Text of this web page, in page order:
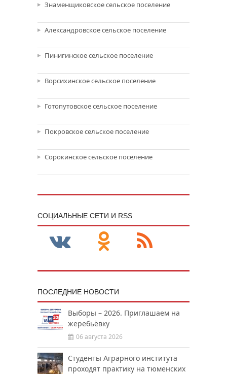
Знаменщиковское сельское поселение
Александровское сельское поселение
Пинигинское сельское поселение
Ворсихинское сельское поселение
Готопутовское сельское поселение
Покровское сельское поселение
Сорокинское сельское поселение
CОЦИАЛЬНЫЕ СЕТИ И RSS
ПОСЛЕДНИЕ НОВОСТИ
Выборы – 2026. Приглашаем на
жеребьёвку
06 августа 2026
Студенты Аграрного института
проходят практику на тюменских